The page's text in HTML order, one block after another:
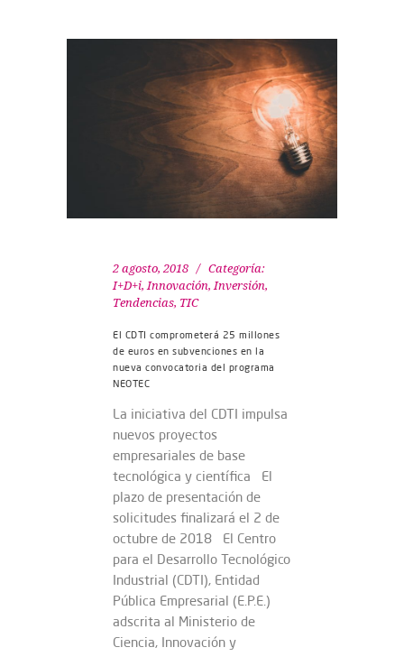
2 agosto, 2018
Categoría:
I+D+i,Innovación,Inversión,
Tendencias, TIC
El CDTI comprometerá 25 millones
de euros en subvenciones en la
nueva convocatoria del programa
NEOTEC
La iniciativa del CDTI impulsa
nuevos proyectos
empresariales de base
tecnológica y científica El
plazo de presentación de
solicitudes finalizará el 2 de
octubre de 2018 El Centro
para el Desarrollo Tecnológico
Industrial (CDTI), Entidad
Pública Empresarial (E.P.E.)
adscrita al Ministerio de
Ciencia, Innovación y